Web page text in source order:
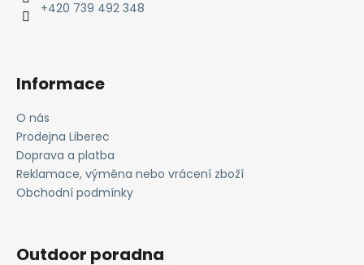
+420 739 492 348
Informace
O nás
Prodejna Liberec
Doprava a platba
Reklamace, výměna nebo vrácení zboží
Obchodní podmínky
Outdoor poradna